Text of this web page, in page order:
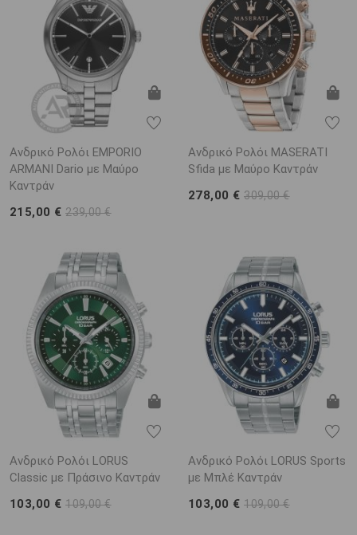
Ανδρικό Ρολόι EMPORIO
ARΜΑΝΙ Dario με Μαύρο
Καντράν
215,00 €239,00 €
Ανδρικό Ρολόι MASERATI
Sfida με Μαύρο Καντράν
278,00 €309,00 €
Ανδρικό Ρολόι LORUS
Classic με Πράσινο Καντράν
103,00 €109,00 €
Ανδρικό Ρολόι LORUS Sports
με Μπλέ Καντράν
103,00 €109,00 €